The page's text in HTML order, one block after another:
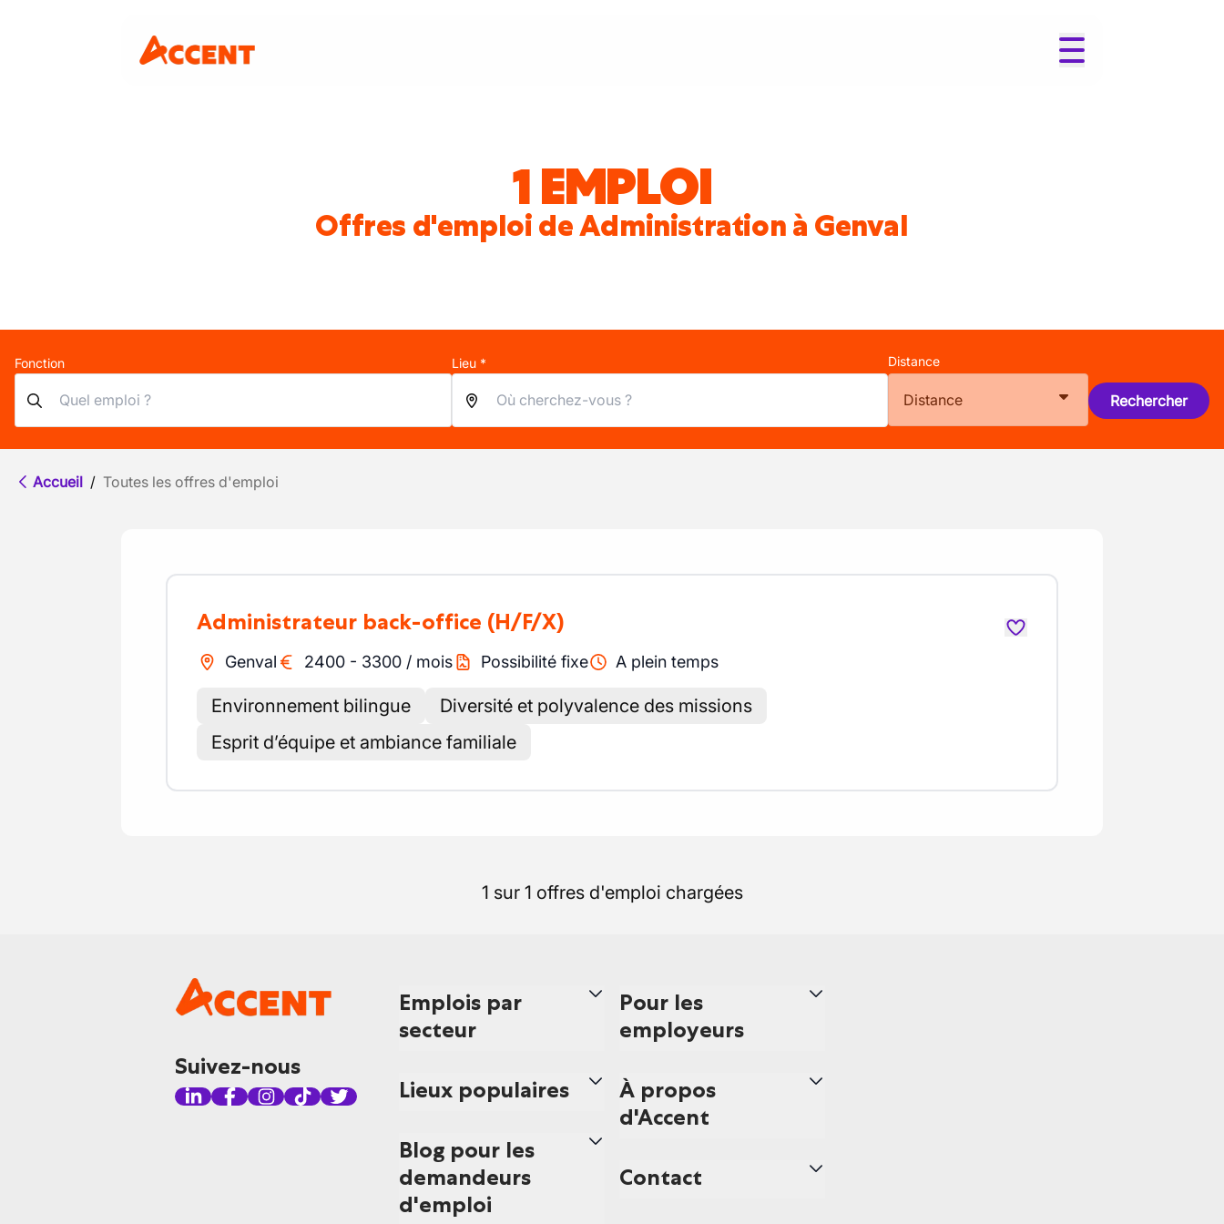
1 EMPLOI
Offres d'emploi de Administration à Genval
Fonction Lieu * Distance
Distance Rechercher
Accueil / Toutes les offres d'emploi
Administrateur back-office (H/F/X)
Genval 2400 - 3300 / mois Possibilité fixe A plein temps
Environnement bilingue
Diversité et polyvalence des missions
Esprit d’équipe et ambiance familiale
1 sur 1 offres d'emploi chargées
Suivez-nous
Emplois par
secteur
Lieux populaires
Blog pour les
demandeurs
d'emploi
Pour les
employeurs
À propos
d'Accent
Contact